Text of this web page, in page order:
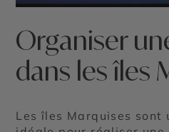
Organiser
dans les îles
Les îles Marquises sont